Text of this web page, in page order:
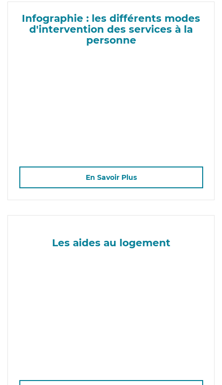
Infographie : les différents modes
d'intervention des services à la
personne
En Savoir Plus
Les aides au logement